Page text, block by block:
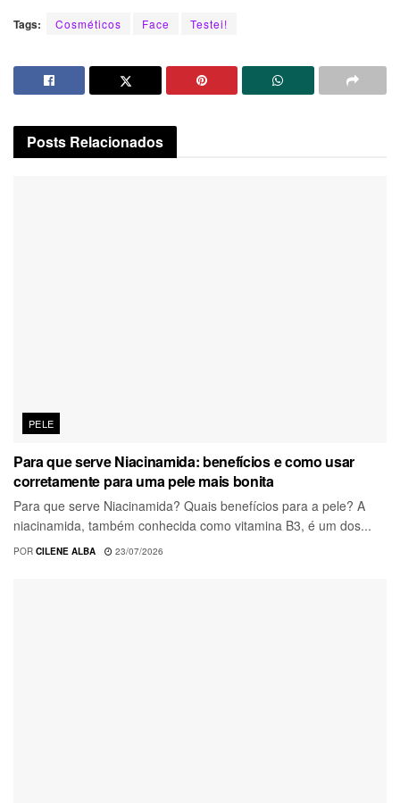
Tags: Cosméticos Face Testei!
Posts Relacionados
PELE
Para que serve Niacinamida: benefícios e como usar
corretamente para uma pele mais bonita
Para que serve Niacinamida? Quais benefícios para a pele? A
niacinamida, também conhecida como vitamina B3, é um dos...
POR CILENE ALBA 23/07/2026